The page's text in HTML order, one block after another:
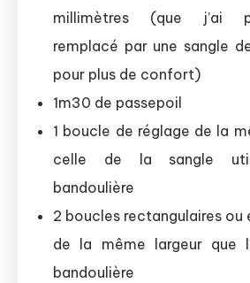
millimètres (que j’ai
remplacé par une sangle
pour plus de confort)
1m30 de passepoil
1 boucle de réglage de la
celle de la sangle
bandoulière
2 boucles rectangulaires
de la même largeur que
bandoulière